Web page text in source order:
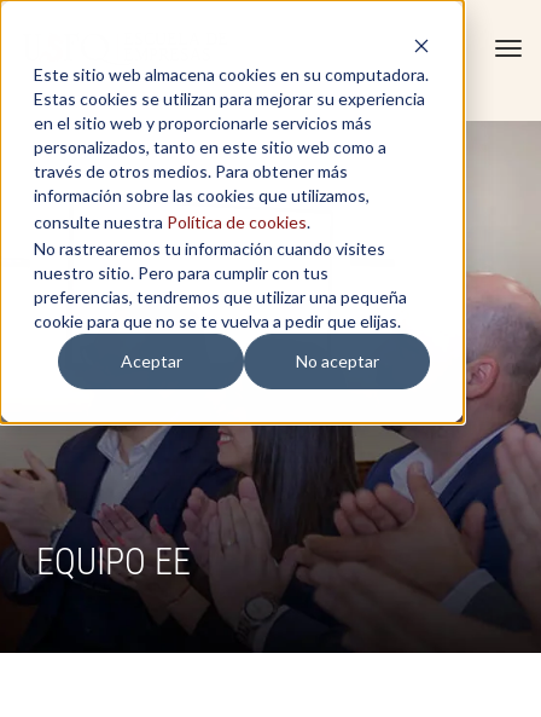
Este sitio web almacena cookies en su computadora.
Estas cookies se utilizan para mejorar su experiencia
en el sitio web y proporcionarle servicios más
personalizados, tanto en este sitio web como a
través de otros medios. Para obtener más
información sobre las cookies que utilizamos,
consulte nuestra Política de cookies.
No rastrearemos tu información cuando visites
nuestro sitio. Pero para cumplir con tus
preferencias, tendremos que utilizar una pequeña
cookie para que no se te vuelva a pedir que elijas.
Aceptar
No aceptar
EQUIPO EE